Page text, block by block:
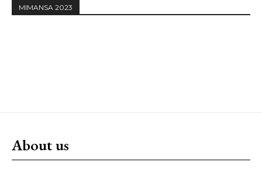
MIMANSA 2023
About us